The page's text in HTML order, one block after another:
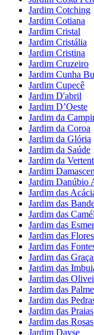
Jardim Cotching
Jardim Cotiana
Jardim Cristal
Jardim Cristália
Jardim Cristina
Jardim Cruzeiro
Jardim Cunha
Jardim Cupecê
Jardim D'abril
Jardim D’Oeste
Jardim da
Jardim da Coroa
Jardim da Glória
Jardim da Saúde
Jardim da
Jardim
Jardim Danúbio
Jardim das
Jardim das
Jardim das
Jardim das
Jardim das Flores
Jardim das
Jardim das
Jardim das
Jardim das
Jardim das
Jardim das
Jardim das Praias
Jardim das Rosas
Jardim Dayse